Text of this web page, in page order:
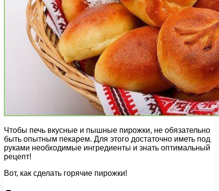
Чтобы печь вкусные и пышные пирожки, не обязательно
быть опытным пекарем. Для этого достаточно иметь под
руками необходимые ингредиенты и знать оптимальный
рецепт!
Вот, как сделать горячие пирожки!